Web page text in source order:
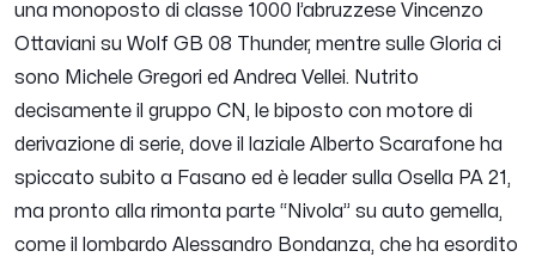
una monoposto di classe 1000 l’abruzzese Vincenzo
Ottaviani su Wolf GB 08 Thunder, mentre sulle Gloria ci
sono Michele Gregori ed Andrea Vellei. Nutrito
decisamente il gruppo CN, le biposto con motore di
derivazione di serie, dove il laziale Alberto Scarafone ha
spiccato subito a Fasano ed è leader sulla Osella PA 21,
ma pronto alla rimonta parte “Nivola” su auto gemella,
come il lombardo Alessandro Bondanza, che ha esordito